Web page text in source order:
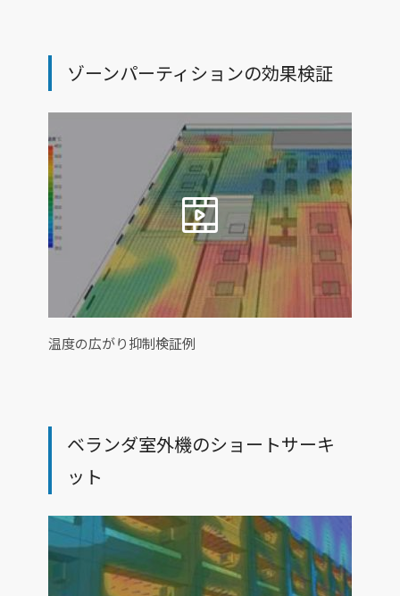
ゾーンパーティションの効果検証
温度の広がり抑制検証例
ベランダ室外機のショートサーキ
ット